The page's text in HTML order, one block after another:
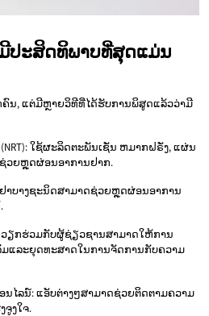
ປະສິດທິພາບທີ່ສຸດແມ່ນ
ນ, ແຕ່ມີຫຼາຍວິທີທີ່ໄດ້ຮັບການພິສູດແລ້ວວ່າມີ
ໃຊ້ຜະລິດຕະພັນເຊັ່ນ ຫມາກຝຣັ່ງ, ແຜ່ນ
ວຍຫຼຸດຜ່ອນອາການຢາກ.
າບາງຊະນິດສາມາດຊ່ວຍຫຼຸດຜ່ອນອາການ
ຽກຮ່ວມກັບຜູ້ຊ່ຽວຊານສາມາດໃຫ້ການ
ແລະຍຸດທະສາດໃນການຈັດການກັບຄວາມ
ນໄລນ໌: ແອັບຕ່າງໆສາມາດຊ່ວຍຕິດຕາມຄວາມ
ງໃຈ.